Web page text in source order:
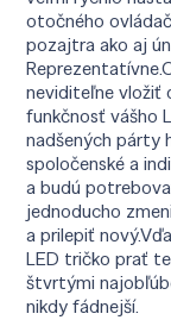
otočného
pozajtra ako aj
neviditeľne vložiť
funkčnosť vášho
nadšených párty
spoločenské a
a budú
jednoducho
a prilepiť
LED tričko prať
štvrtými
nikdy fádnejší.